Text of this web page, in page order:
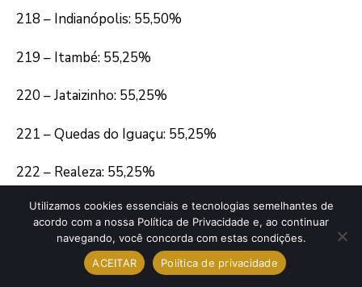
218 – Indianópolis: 55,50%
219 – Itambé: 55,25%
220 – Jataizinho: 55,25%
221 – Quedas do Iguaçu: 55,25%
222 – Realeza: 55,25%
223 – Cruzeiro do Sul: 54,75%
224 – Cruzeiro do Oeste: 54,50%
Utilizamos cookies essenciais e tecnologias semelhantes de
acordo com a nossa Política de Privacidade e, ao continuar
navegando, você concorda com estas condições.
ACEITAR
Política de privacidade